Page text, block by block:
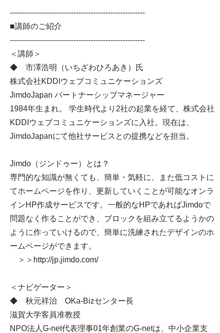
-------------------------------------------------------
■講師のご紹介
-------------------------------------------------------
＜講師＞
◆ 市澤浩明（いちざわひろあき）氏
株式会社KDDIウェブコミュニケーションズ
JimdoJapan パートナーシップマネージャー
1984年生まれ。 学生時代より2社の起業を経て、株式会社
KDDIウェブコミュニケーションズに入社。現在は、
JimdoJapanにて他社サービスとの提携などを担当。
Jimdo（ジンドゥー）とは？
専門的な知識が無くても、簡単・気軽に、また低コストに
てホームページを作り、更新していくことが可能なオンラ
インHP作成サービスです。一般的なHPであればJimdoで
問題なく作ることができ、ブロックを組み立てるようかの
ように作っていけるので、簡単に洗練されたデザインのホ
ームページができます。
＞＞http://jp.jimdo.com/
＜ナビゲーター＞
◆ 秋元祥治 OKa-Bizセンター長
滋賀大学客員准教授
NPO法人G-net代表理事01年創業のG-netは、中小企業支